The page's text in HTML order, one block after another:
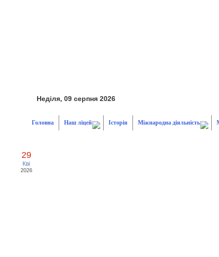
Неділя, 09 серпня 2026
Головна Наш ліцей Історія Міжнародна діяльність
29
Кві
2026